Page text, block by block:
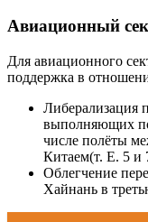
Авиационный
Для авиационного
поддержка в
Либерализация
выполняющих
числе полёты
Китаем(т. Е. 5 и
Облегчение
Хайнань в